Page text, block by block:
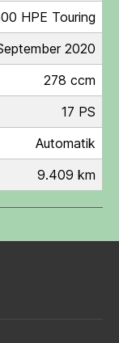
HPE Touring
2020
278 ccm
17 PS
Automatik
9.409 km